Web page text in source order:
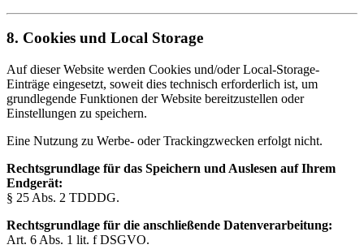
8. Cookies und Local Storage
Auf dieser Website werden Cookies und/oder Local-Storage-
Einträge eingesetzt, soweit dies technisch erforderlich ist, um
grundlegende Funktionen der Website bereitzustellen oder
Einstellungen zu speichern.
Eine Nutzung zu Werbe- oder Trackingzwecken erfolgt nicht.
Rechtsgrundlage für das Speichern und Auslesen auf Ihrem
Endgerät:
§ 25 Abs. 2 TDDDG.
Rechtsgrundlage für die anschließende Datenverarbeitung:
Art. 6 Abs. 1 lit. f DSGVO.